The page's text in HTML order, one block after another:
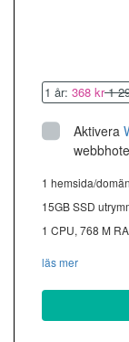
1 år: 368 kr1
Aktivera
1 hemsida/domän
15GB SSD
1 CPU, 768 M
läs mer